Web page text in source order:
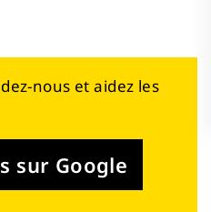
nous et aidez les
sur Google